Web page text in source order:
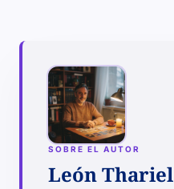
SOBRE EL AUTOR
León Thariel